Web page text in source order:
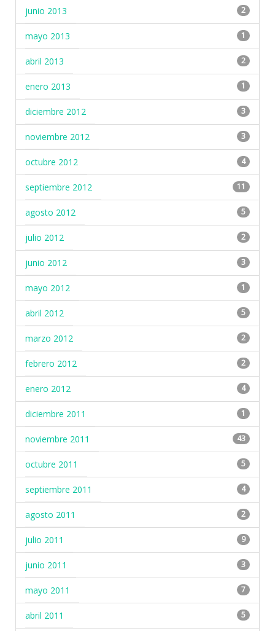
junio 2013 2
mayo 2013 1
abril 2013 2
enero 2013 1
diciembre 2012 3
noviembre 2012 3
octubre 2012 4
septiembre 2012 11
agosto 2012 5
julio 2012 2
junio 2012 3
mayo 2012 1
abril 2012 5
marzo 2012 2
febrero 2012 2
enero 2012 4
diciembre 2011 1
noviembre 2011 43
octubre 2011 5
septiembre 2011 4
agosto 2011 2
julio 2011 9
junio 2011 3
mayo 2011 7
abril 2011 5